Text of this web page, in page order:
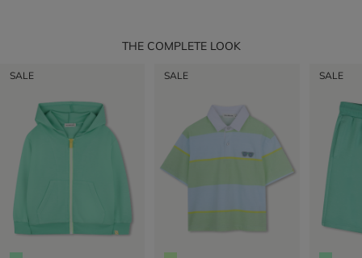
THE COMPLETE LOOK
SALE SALE SALE